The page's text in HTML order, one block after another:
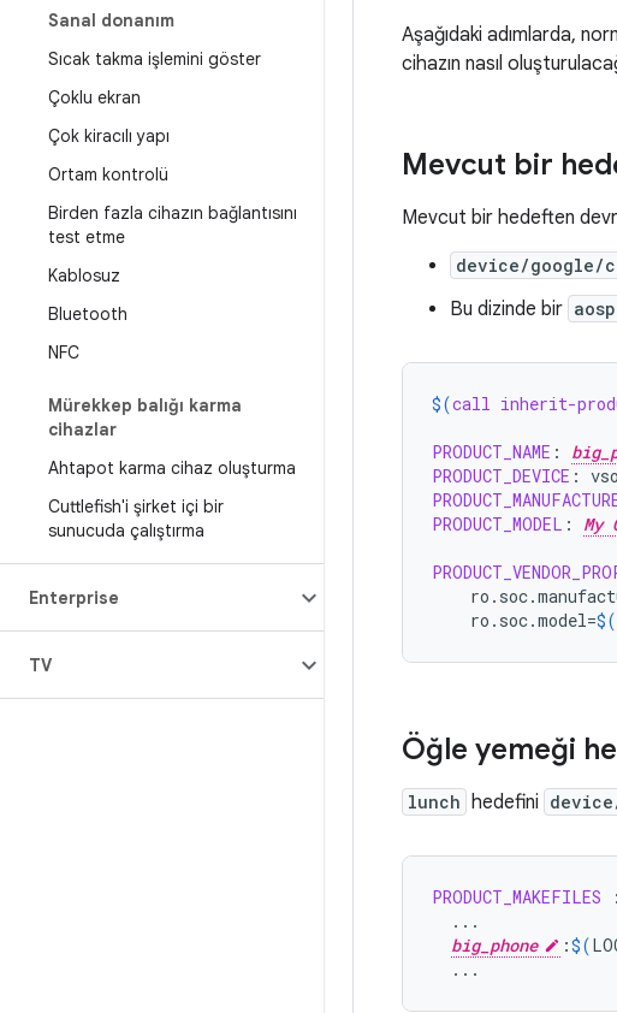
Sanal donanım
Sıcak takma işlemini göster
Çoklu ekran
Çok kiracılı yapı
Ortam kontrolü
Birden fazla cihazın bağlantısını
test etme
Kablosuz
Bluetooth
NFC
Mürekkep balığı karma
cihazlar
Ahtapot karma cihaz oluşturma
Cuttlefish'i şirket içi bir
sunucuda çalıştırma
Enterprise
TV
Aşağıdaki adımlarda,
cihazın nasıl
Mevcut bir
Mevcut bir hedeften
device/google/
Bu dizinde bir
$(call inherit-
PRODUCT_NAME :
PRODUCT_DEVICE :
PRODUCT_MODEL : My
ro.soc.model=$(
Öğle yemeği
lunch hedefini
PRODUCT_MAKEFILES
big_phone
:$(